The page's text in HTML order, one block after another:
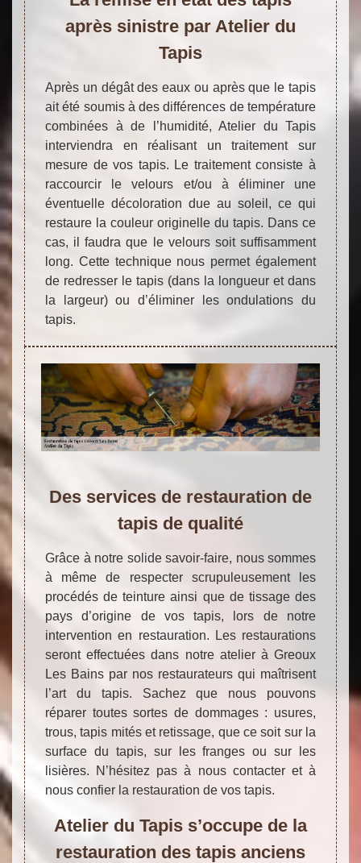
après sinistre par Atelier du
Tapis
Après un dégât des eaux ou après que le tapis
ait été soumis à des différences de température
combinées à de l’humidité, Atelier du Tapis
interviendra en réalisant un traitement sur
mesure de vos tapis. Le traitement consiste à
raccourcir le velours et/ou à éliminer une
éventuelle décoloration due au soleil, ce qui
restaure la couleur originelle du tapis. Dans ce
cas, il faudra que le velours soit suffisamment
long. Cette technique nous permet également
de redresser le tapis (dans la longueur et dans
la largeur) ou d’éliminer les ondulations du
tapis.
Des services de restauration de
tapis de qualité
Grâce à notre solide savoir-faire, nous sommes
à même de respecter scrupuleusement les
procédés de teinture ainsi que de tissage des
pays d’origine de vos tapis, lors de notre
intervention en restauration. Les restaurations
seront effectuées dans notre atelier à Greoux
Les Bains par nos restaurateurs qui maîtrisent
l’art du tapis. Sachez que nous pouvons
réparer toutes sortes de dommages : usures,
trous, tapis mités et retissage, que ce soit sur la
surface du tapis, sur les franges ou sur les
lisières. N’hésitez pas à nous contacter et à
nous confier la restauration de vos tapis.
Atelier du Tapis s’occupe de la
restauration des tapis anciens